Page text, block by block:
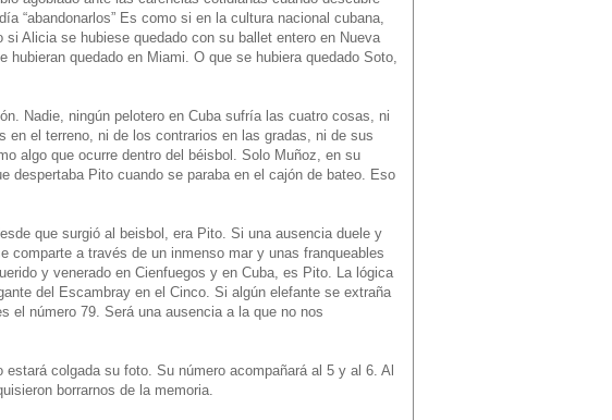
“abandonarlos” Es como si en la cultura nacional cubana,
Alicia se hubiese quedado con su ballet entero en Nueva
quedado en Miami. O que se hubiera quedado Soto,
Nadie, ningún pelotero en Cuba sufría las cuatro cosas, ni
el terreno, ni de los contrarios en las gradas, ni de sus
algo que ocurre dentro del béisbol. Solo Muñoz, en su
despertaba Pito cuando se paraba en el cajón de bateo. Eso
que surgió al beisbol, era Pito. Si una ausencia duele y
a través de un inmenso mar y unas franqueables
y venerado en Cienfuegos y en Cuba, es Pito. La lógica
del Escambray en el Cinco. Si algún elefante se extraña
el número 79. Será una ausencia a la que no nos
colgada su foto. Su número acompañará al 5 y al 6. Al
borrarnos de la memoria.